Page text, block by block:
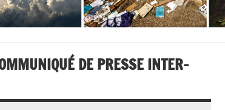
DE PRESSE INTER-